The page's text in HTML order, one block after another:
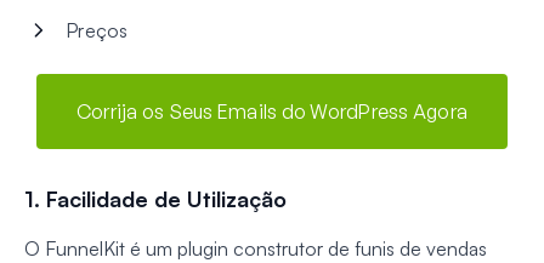
Preços
Corrija os Seus Emails do WordPress Agora
1. Facilidade de Utilização
O FunnelKit é um plugin construtor de funis de vendas